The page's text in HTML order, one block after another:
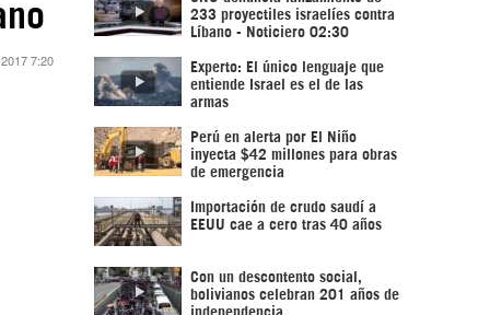
7:20
233 proyectiles israelíes contra
Líbano - Noticiero 02:30
Experto: El único lenguaje que
entiende Israel es el de las
armas
Perú en alerta por El Niño
inyecta $42 millones para obras
de emergencia
Importación de crudo saudí a
EEUU cae a cero tras 40 años
Con un descontento social,
bolivianos celebran 201 años de
independencia